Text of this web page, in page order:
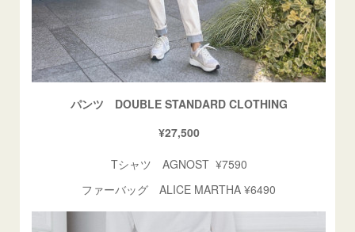
パンツ DOUBLE STANDARD CLOTHING
¥27,500
Tシャツ AGNOST ¥7590
ファーバッグ ALICE MARTHA ¥6490